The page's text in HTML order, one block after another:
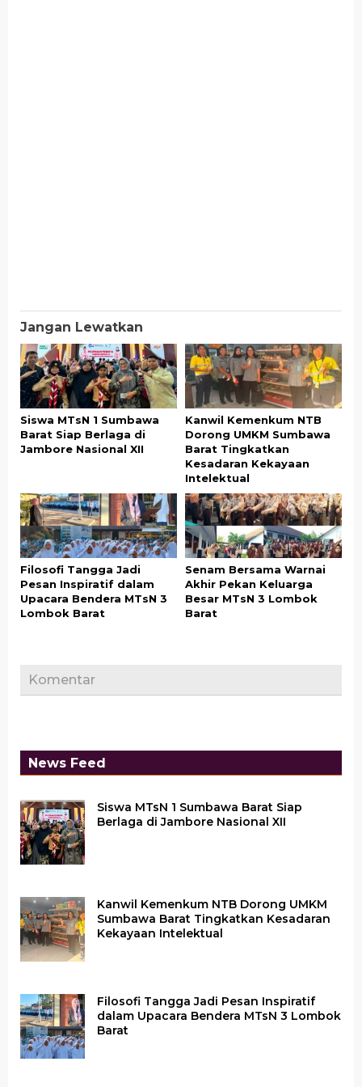
Jangan Lewatkan
Siswa MTsN 1 Sumbawa
Barat Siap Berlaga di
Jambore Nasional XII
Kanwil Kemenkum NTB
Dorong UMKM Sumbawa
Barat Tingkatkan
Kesadaran Kekayaan
Intelektual
Filosofi Tangga Jadi
Pesan Inspiratif dalam
Upacara Bendera MTsN 3
Lombok Barat
Senam Bersama Warnai
Akhir Pekan Keluarga
Besar MTsN 3 Lombok
Barat
Komentar
News Feed
Siswa MTsN 1 Sumbawa Barat Siap
Berlaga di Jambore Nasional XII
Kanwil Kemenkum NTB Dorong UMKM
Sumbawa Barat Tingkatkan Kesadaran
Kekayaan Intelektual
Filosofi Tangga Jadi Pesan Inspiratif
dalam Upacara Bendera MTsN 3 Lombok
Barat